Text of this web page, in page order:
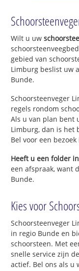
Wilt u uw
gebied van
Limburg beslist uw
Bunde.
Schoorsteenveger
regels rondom
Als u van plan bent
Limburg, dan is het
Bel voor een
Heeft u een folder
een afspraak, want
Bunde.
Kies voor
Schoorsteenveger
in regio Bunde en
schoorsteen. Met
snelle service zijn
actief. Bel ons als u